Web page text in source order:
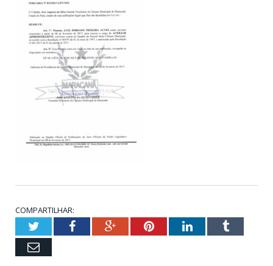
COMPARTILHAR:
TwitterFacebookGoogle+PinterestLinkedInTumblr
Email